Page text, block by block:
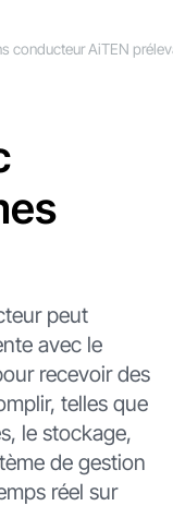
conducteur AiTEN
peut
avec le
recevoir des
telles que
le stockage,
de gestion
réel sur